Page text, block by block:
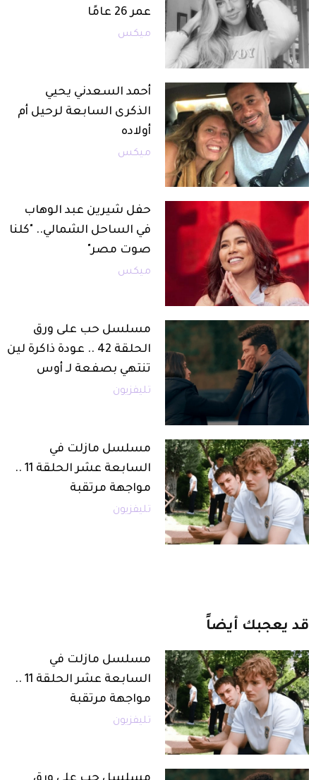
عمر 26 عامًا
ميكس
أحمد السعدني يحيي
الذكرى السابعة لرحيل أم
أولاده
ميكس
حفل شيرين عبد الوهاب
في الساحل الشمالي.. "كلنا
صوت مصر"
ميكس
مسلسل حب على ورق
الحلقة 42 .. عودة ذاكرة لين
تنتهي بصفعة لـ أوس
تليفزيون
مسلسل مازلت في
السابعة عشر الحلقة 11 ..
مواجهة مرتقبة
تليفزيون
قد يعجبك أيضاً
مسلسل مازلت في
السابعة عشر الحلقة 11 ..
مواجهة مرتقبة
تليفزيون